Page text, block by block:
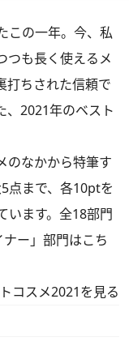
この一年。今、私
つも長く使えるメ
打ちされた信頼で
、2021年のベスト
のなかから特筆す
点まで、各10ptを
います。全18部門
ー」部門はこち
コスメ2021を見る